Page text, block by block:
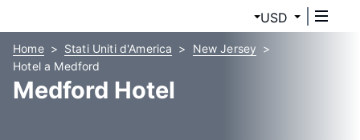
USD
Home Stati Uniti d'America
New Jersey
Hotel a Medford
Medford Hotel